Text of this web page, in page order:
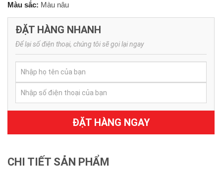
Màu sắc: Màu nâu
ĐẶT HÀNG NHANH
Để lại số điện thoại, chúng tôi sẽ gọi lại ngay
ĐẶT HÀNG NGAY
CHI TIẾT SẢN PHẨM